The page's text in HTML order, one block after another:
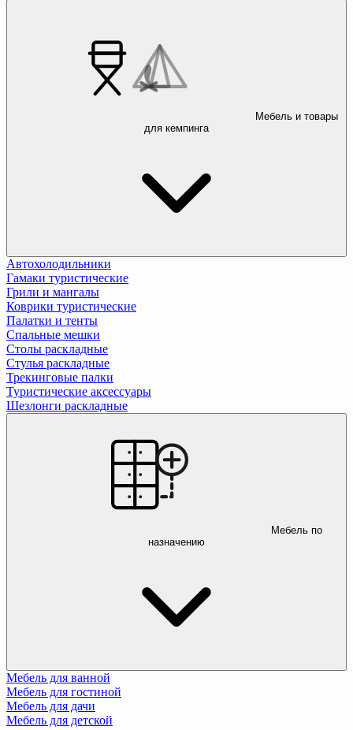
Мебель и товары
для кемпинга
Автохолодильники
Гамаки туристические
Грили и мангалы
Коврики туристические
Палатки и тенты
Спальные мешки
Столы раскладные
Стулья раскладные
Трекинговые палки
Туристические аксессуары
Шезлонги раскладные
Мебель по
назначению
Мебель для ванной
Мебель для гостиной
Мебель для дачи
Мебель для детской